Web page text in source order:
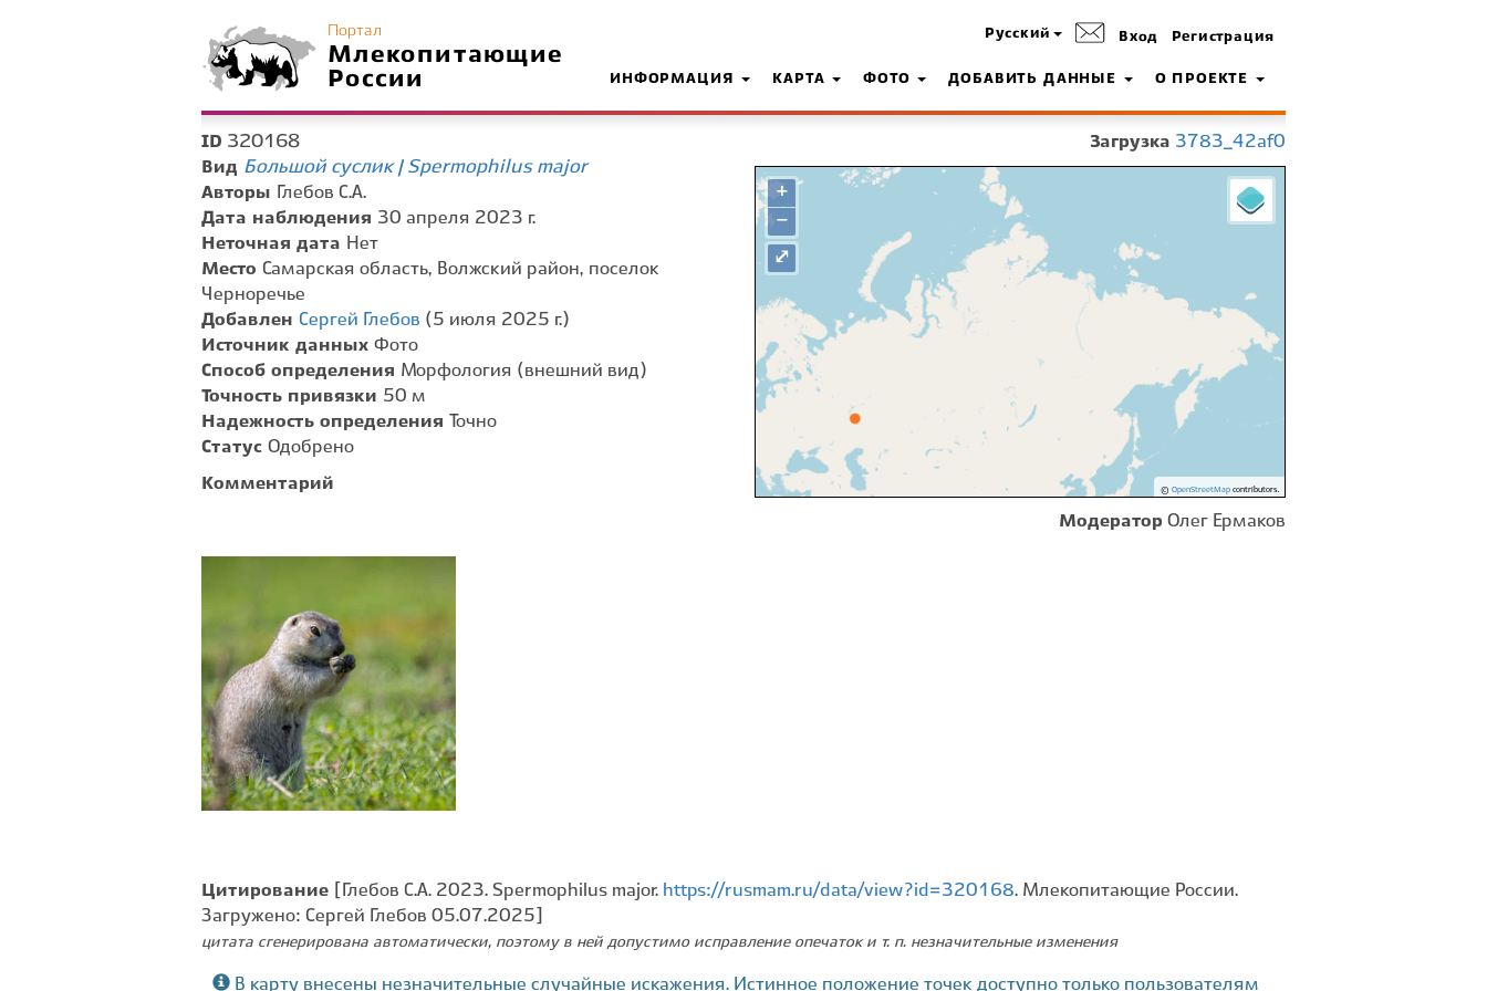
Портал
Млекопитающие
России
Русский Вход Регистрация
ИНФОРМАЦИЯ КАРТА ФОТО ДОБАВИТЬ ДАННЫЕ О ПРОЕКТЕ
ID 320168
Вид Большой суслик | Spermophilus major
Авторы
Глебов С.А.
Дата наблюдения 30 апреля 2023 г.
Неточная дата Нет
Место Самарская область, Волжский район, поселок
Черноречье
Добавлен Сергей Глебов (5 июля 2025 г.)
Источник данных Фото
Способ определения Морфология (внешний вид)
Точность привязки 50 м
Надежность определения
Точно
Статус Одобрено
Комментарий
Загрузка 3783_42af0
+
−
© OpenStreetMapcontributors.
⤢
Модератор Олег Ермаков
Цитирование [Глебов С.А. 2023. Spermophilus major. https://rusmam.ru/data/view?id=320168. Млекопитающие России.
Загружено: Сергей Глебов 05.07.2025]
цитата сгенерирована автоматически, поэтому в ней допустимо исправление опечаток и т. п. незначительные изменения
В карту внесены незначительные случайные искажения. Истинное положение точек доступно только пользователям